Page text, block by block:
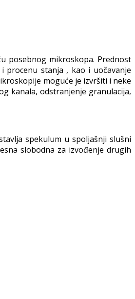
posebnog mikroskopa. Prednost
procenu stanja , kao i uočavanje
moguće je izvršiti i neke
kanala, odstranjenje granulacija,
spekulum u spoljašnji slušni
slobodna za izvođenje drugih